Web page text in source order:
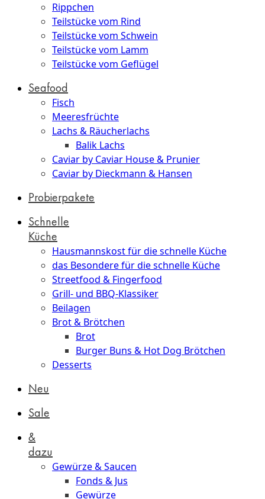
Rippchen
Teilstücke vom Rind
Teilstücke vom Schwein
Teilstücke vom Lamm
Teilstücke vom Geflügel
Seafood
Fisch
Meeresfrüchte
Lachs & Räucherlachs
Balik Lachs
Caviar by Caviar House & Prunier
Caviar by Dieckmann & Hansen
Probierpakete
Schnelle
Küche
Hausmannskost für die schnelle Küche
das Besondere für die schnelle Küche
Streetfood & Fingerfood
Grill- und BBQ-Klassiker
Beilagen
Brot & Brötchen
Brot
Burger Buns & Hot Dog Brötchen
Desserts
Neu
Sale
&
dazu
Gewürze & Saucen
Fonds & Jus
Gewürze